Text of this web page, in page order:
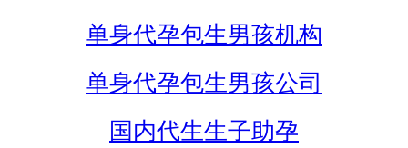
单身代孕包生男孩机构
单身代孕包生男孩公司
国内代生生子助孕